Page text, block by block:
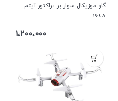
گاو موزیکال سوار بر تراکتور آیتم
168A
1،200،000